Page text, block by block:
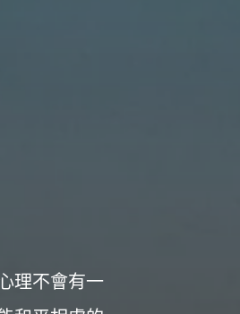
理不會有一